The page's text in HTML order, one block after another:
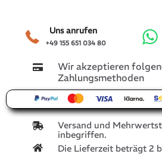
15008112
+49 155 651 034 80
Uns anrufen
Wir akzeptieren
Zahlungsmethoden
Versand und
inbegriffen.
Die Lieferzeit beträgt 2